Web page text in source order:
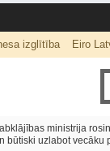
izglītība Eiro
Septiņos mēnešos
pārvadāti 12